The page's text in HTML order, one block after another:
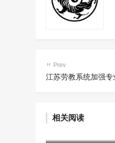
Prev
江苏劳教系统加强专
相关阅读
护基地建设